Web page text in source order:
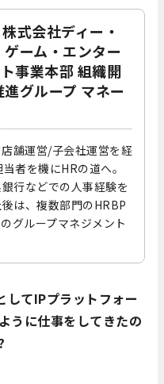
式会社ディー・
ーム・エンター
事業本部 組織開
グループ マネー
舗運営/子会社運営を経
者を機にHRの道へ。
行などでの人事経験を
は、複数部門のHRBP
グループマネジメント
してIPプラットフォー
うに仕事をしてきたの